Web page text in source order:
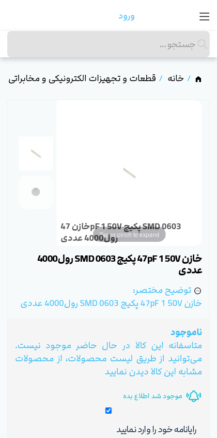
ورود
خانه قطعات و تجهیزات الکترونیکی و مخابراتی
خازن 47pF 1 50V پکیج SMD 0603
رول4000 عددی
Tap or pinch to expand
خازن 47pF 1 50V پکیج SMD 0603 رول4000
عددی
توضیح مختصر:
خازن 47pF 1 50V پکیج SMD 0603 رول4000 عددی
ناموجود
متاسفانه این کالا در حال حاضر موجود نیست.
می‌توانید از طریق لیست محصولات، از محصولات
مشابه این کالا دیدن نمایید
موجود شد اطلاع بده